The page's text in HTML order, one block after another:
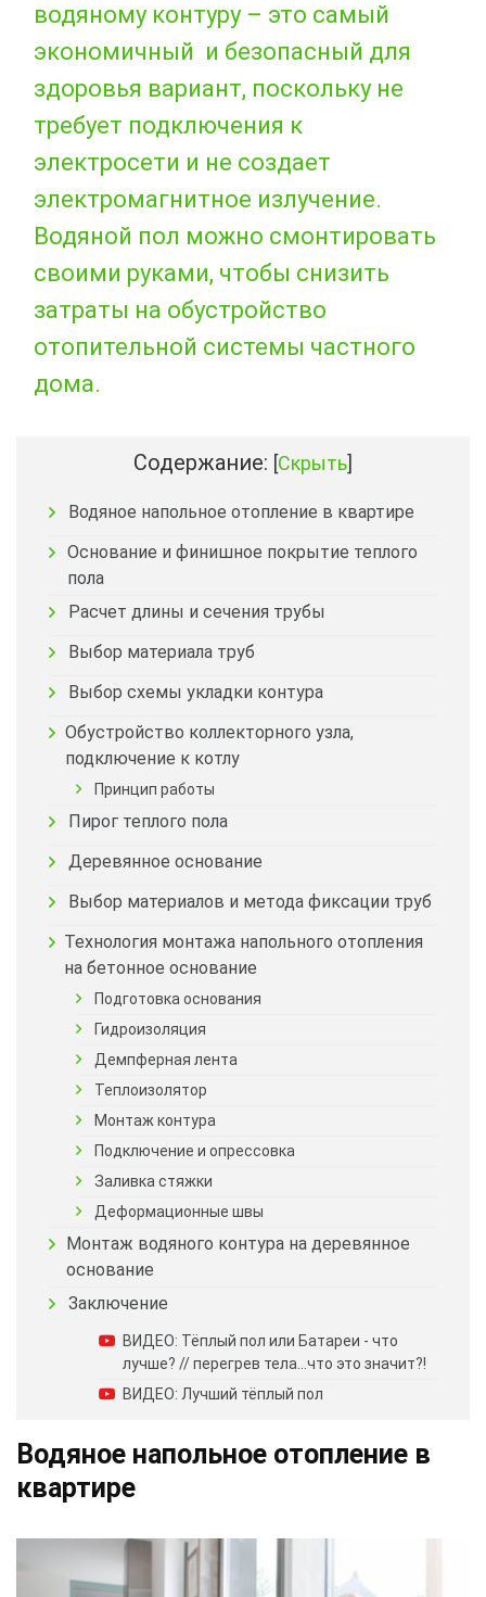
водяному контуру – это самый
экономичный и безопасный для
здоровья вариант, поскольку не
требует подключения к
электросети и не создает
электромагнитное излучение.
Водяной пол можно смонтировать
своими руками, чтобы снизить
затраты на обустройство
отопительной системы частного
дома.
Содержание: [Скрыть]
Водяное напольное отопление в квартире
Основание и финишное покрытие теплого
пола
Расчет длины и сечения трубы
Выбор материала труб
Выбор схемы укладки контура
Обустройство коллекторного узла,
подключение к котлу
Принцип работы
Пирог теплого пола
Деревянное основание
Выбор материалов и метода фиксации труб
Технология монтажа напольного отопления
на бетонное основание
Подготовка основания
Гидроизоляция
Демпферная лента
Теплоизолятор
Монтаж контура
Подключение и опрессовка
Заливка стяжки
Деформационные швы
Монтаж водяного контура на деревянное
основание
Заключение
ВИДЕО: Тёплый пол или Батареи - что
лучше? // перегрев тела...что это значит?!
ВИДЕО: Лучший тёплый пол
Водяное напольное отопление в
квартире